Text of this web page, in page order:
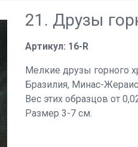
21. Друзы
Артикул: 16-R
Мелкие друзы горного
Бразилия, Минас-
Вес этих образцов от
Размер 3-7 см.